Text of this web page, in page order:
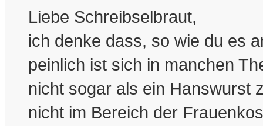
Liebe Schreibselbraut,
ich denke dass, so wie du es
peinlich ist sich in manchen
nicht sogar als ein Hanswurst
nicht im Bereich der